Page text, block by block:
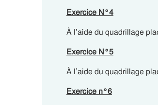
Exercice N°4
À l’aide du quadrillage
Exercice N°5
À l’aide du quadrillage
Exercice n°6